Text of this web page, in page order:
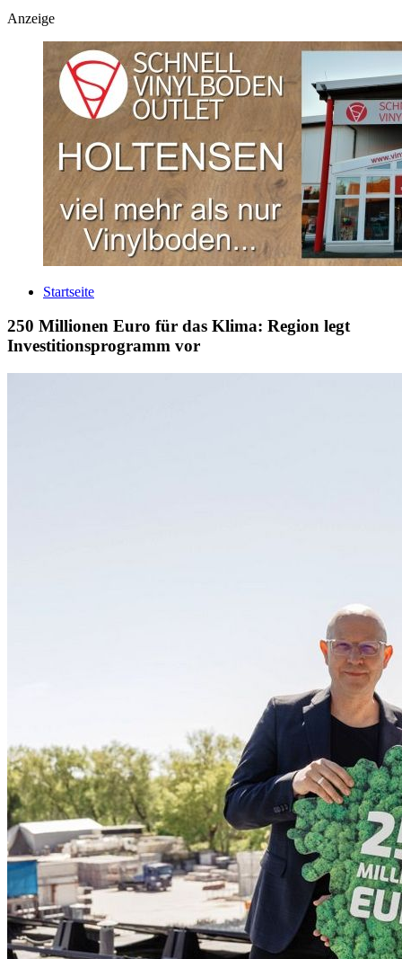
Anzeige
Startseite
250 Millionen Euro für das Klima: Region legt
Investitionsprogramm vor